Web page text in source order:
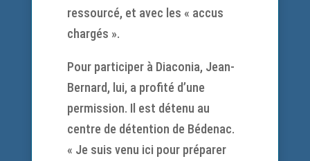
ressourcé, et avec les « accus
chargés ».
Pour participer à Diaconia, Jean-
Bernard, lui, a profité d’une
permission. Il est détenu au
centre de détention de Bédenac.
« Je suis venu ici pour préparer